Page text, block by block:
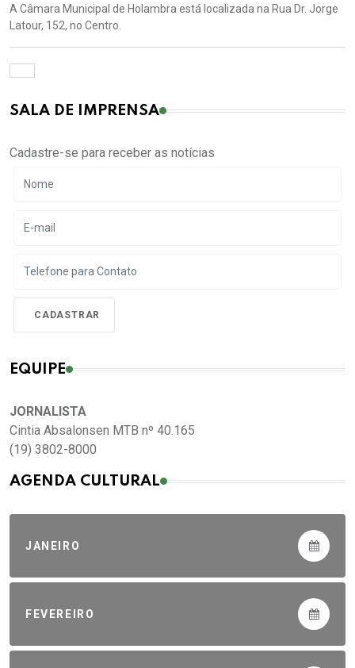
A Câmara Municipal de Holambra está localizada na Rua Dr. Jorge
Latour, 152, no Centro.
SALA DE IMPRENSA
Cadastre-se para receber as notícias
EQUIPE
JORNALISTA
Cintia Absalonsen MTB nº 40.165
(19) 3802-8000
AGENDA CULTURAL
JANEIRO
FEVEREIRO